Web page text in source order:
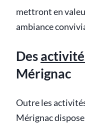
mettront en
ambiance
Des
Mérignac
Outre les
Mérignac